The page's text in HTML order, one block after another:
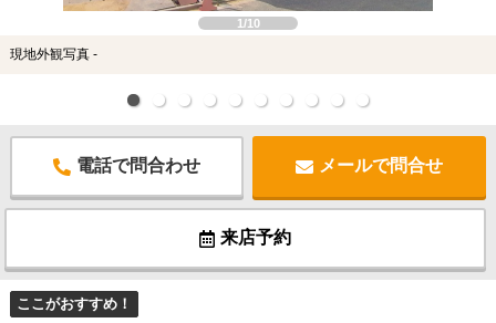
1/10
現地外観写真 -
電話で問合わせ メールで問合せ
来店予約
ここがおすすめ！